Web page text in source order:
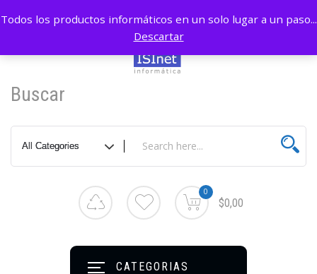
Buscar
0
$0,00
CATEGORIAS
Todos los productos informáticos en un solo lugar a un paso...
Descartar